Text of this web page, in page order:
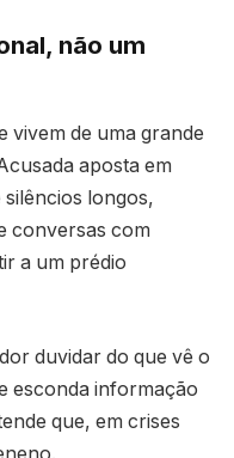
não um
vivem de uma grande
aposta em
silêncios longos,
conversas com
a um prédio
duvidar do que vê o
esconda informação
que, em crises